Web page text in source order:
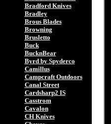
Bradford Knives
Bradley
Brous Blades
Browning
Brusletto
Buck
BucknBear
Byrd by Spyderco
Camillus
Campcraft Outdoors
Canal Street
Cardsharp2 IS
Casstrom
Cavalon
CH Knives